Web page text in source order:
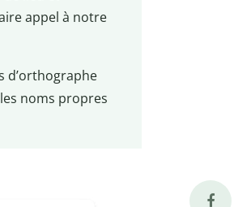
appel à notre
d’orthographe
noms propres